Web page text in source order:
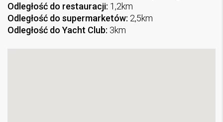
Odległość do restauracji: 1,2km
Odległość do supermarketów: 2,5km
Odległość do Yacht Club: 3km